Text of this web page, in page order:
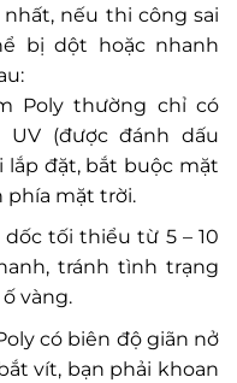
nếu thi công sai
bị dột hoặc nhanh
Poly thường chỉ có
(được đánh dấu
lắp đặt, bắt buộc mặt
phía mặt trời.
tối thiểu từ 5 – 10
tránh tình trạng
vàng.
có biên độ giãn nở
vít, bạn phải khoan